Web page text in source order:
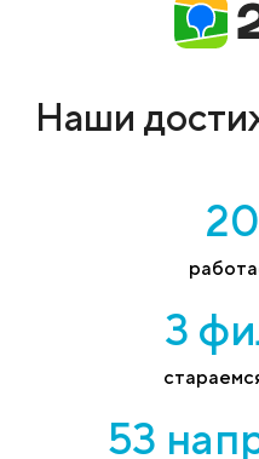
Наши
3
53